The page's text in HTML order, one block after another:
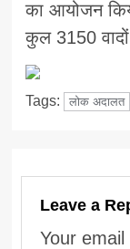
का आयोजन
कुल 3150 वादों
Tags: लोक अदालत
Leave a
Your